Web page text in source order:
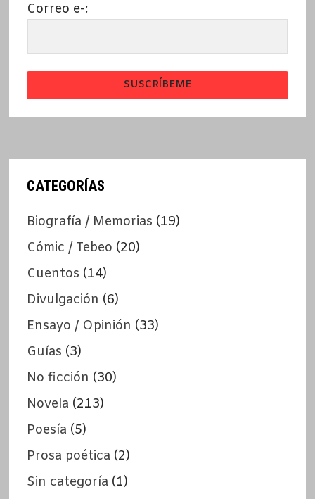
Correo e-:
SUSCRÍBEME
CATEGORÍAS
Biografía / Memorias (19)
Cómic / Tebeo (20)
Cuentos (14)
Divulgación (6)
Ensayo / Opinión (33)
Guías (3)
No ficción (30)
Novela (213)
Poesía (5)
Prosa poética (2)
Sin categoría (1)